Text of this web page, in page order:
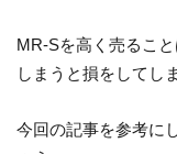
MR-Sを高く売るこ
しまうと損をしてし
今回の記事を参考に